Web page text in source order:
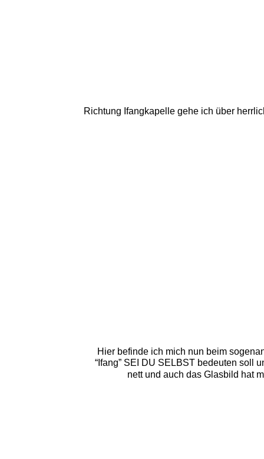
Richtung Ifangkapelle gehe ich über
Hier befinde ich mich nun beim
“Ifang” SEI DU SELBST bedeuten soll
nett und auch das Glasbild hat